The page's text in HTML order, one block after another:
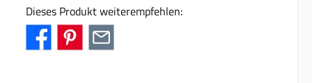
Dieses Produkt weiterempfehlen: